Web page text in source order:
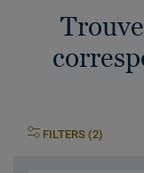
FILTERS (2)